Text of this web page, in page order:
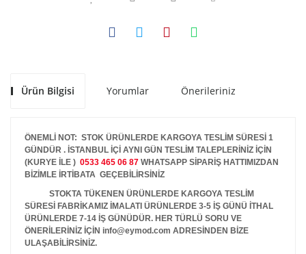
Ürün Bilgisi Yorumlar Önerileriniz
ÖNEMLİ NOT: STOK ÜRÜNLERDE KARGOYA TESLİM SÜRESİ 1
GÜNDÜR . İSTANBUL İÇİ AYNI GÜN TESLİM TALEPLERİNİZ İÇİN
(KURYE İLE ) 0533 465 06 87 WHATSAPP SİPARİŞ HATTIMIZDAN
BİZİMLE İRTİBATA GEÇEBİLİRSİNİZ
STOKTA TÜKENEN ÜRÜNLERDE KARGOYA TESLİM
SÜRESİ FABRİKAMIZ İMALATI ÜRÜNLERDE 3-5 İŞ GÜNÜ İTHAL
ÜRÜNLERDE 7-14 İŞ GÜNÜDÜR. HER TÜRLÜ SORU VE
ÖNERİLERİNİZ İÇİN info@eymod.com ADRESİNDEN BİZE
ULAŞABİLİRSİNİZ.